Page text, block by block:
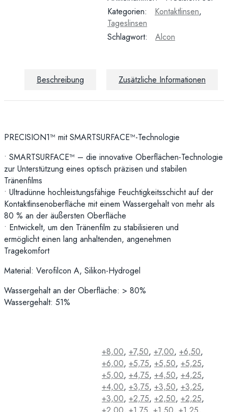
Kategorien:
Kontaktlinsen,
Tageslinsen
Schlagwort:
Alcon
Beschreibung Zusätzliche Informationen
PRECISION1™ mit SMARTSURFACE™-Technologie
• SMARTSURFACE™ – die innovative Oberflächen-Technologie
zur Unterstützung eines optisch präzisen und stabilen
Tränenfilms
• Ultradünne hochleistungsfähige Feuchtigkeitsschicht auf der
Kontaktlinsenoberfläche miteinem Wassergehalt von mehr als
80 % an der äußersten Oberfläche
• Entwickelt, um den Tränenfilm zu stabilisieren und
ermöglichteinen lang anhaltenden, angenehmen
Tragekomfort
Material: Verofilcon A, Silikon-Hydrogel
Wassergehalt an der Oberfläche: > 80%
Wassergehalt: 51%
+8,00, +7,50, +7,00, +6,50,
+6,00, +5,75, +5,50, +5,25,
+5,00, +4,75, +4,50, +4,25,
+4,00, +3,75, +3,50, +3,25,
+3,00, +2,75, +2,50, +2,25,